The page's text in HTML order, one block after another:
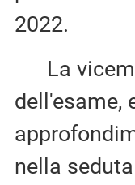
2022.
La
dell'esame,
nella